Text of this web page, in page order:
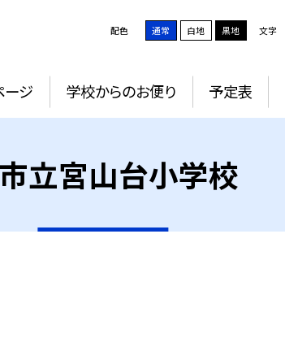
配色 通常 白地 黒地 文字
ージ 学校からのお便り 予定表
立宮山台小学校